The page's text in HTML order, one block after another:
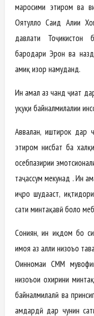
маросими эҳтиром ва
Оятуллоҳ Саид Алии
давлати
бародари Эрон ва
амиқ изҳор намуданд.
Ин амал аз чанд ҷиҳат
ҳуқуқи байналмилалии
Аввалан, иштирок дар
эҳтиром нисбат ба
осебпазирии
таҷассум мекунад . Ин
иҷро шудааст,
сатҳи минтақавӣ боло
Сониян, ин иқдом бо
ҳимоя аз ҳалли низоъҳо
Оинномаи СММ
низоъҳои охирини
байналмилалӣ ва
ҳамдардӣ дар чунин